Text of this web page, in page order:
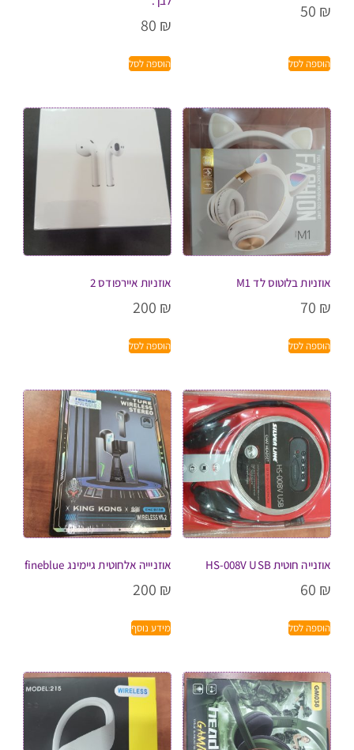
50 ₪
הוספה לסל
80 ₪
הוספה לסל
אוזניות בלוטוס לד M1
70 ₪
הוספה לסל
אוזניות איירפודס 2
200 ₪
הוספה לסל
אוזנייה חוטית HS-008V USB
60 ₪
הוספה לסל
אוזניייה אלחוטית גיימינג fineblue
200 ₪
מידע נוסף